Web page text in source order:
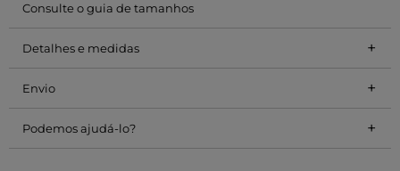
Consulte o guia de tamanhos
Detalhes e medidas +
Envio +
Podemos ajudá-lo? +